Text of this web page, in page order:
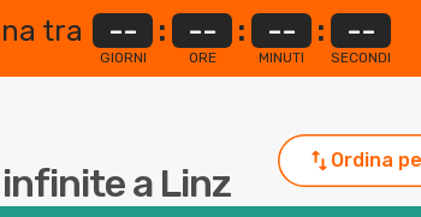
tra --
GIORNI
: --
ORE
: --
MINUTI
: --
SECONDI
a Linz
Ordina